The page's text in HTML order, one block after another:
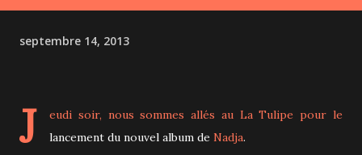
septembre 14, 2013
J
eudi soir, nous sommes allés au La Tulipe pour le
lancement du nouvel album de Nadja.